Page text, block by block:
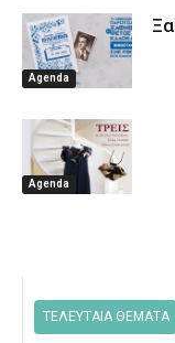
Agenda
Agenda
ΤΕΛΕΥΤΑΙΑ ΘΕΜΑΤΑ